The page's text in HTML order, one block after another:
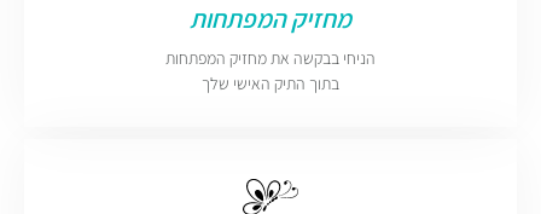
מחזיק המפתחות
הניחי בבקשה את מחזיק המפתחות
בתוך התיק האישי שלך